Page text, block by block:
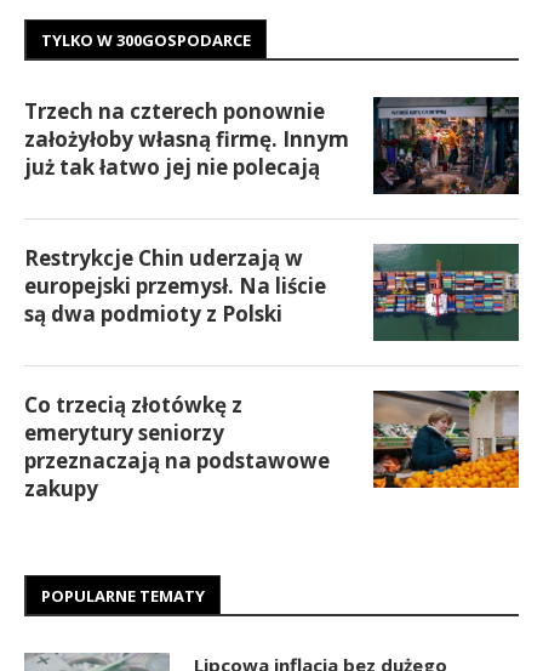
TYLKO W 300GOSPODARCE
Trzech na czterech ponownie
założyłoby własną firmę. Innym
już tak łatwo jej nie polecają
Restrykcje Chin uderzają w
europejski przemysł. Na liście
są dwa podmioty z Polski
Co trzecią złotówkę z
emerytury seniorzy
przeznaczają na podstawowe
zakupy
POPULARNE TEMATY
Lipcowa inflacja bez dużego